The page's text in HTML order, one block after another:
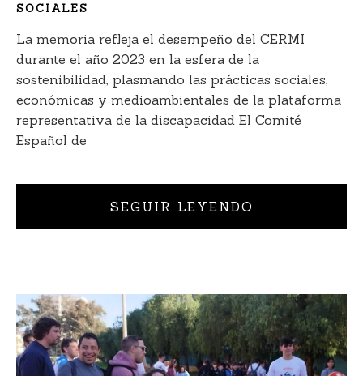
SOCIALES
La memoria refleja el desempeño del CERMI
durante el año 2023 en la esfera de la
sostenibilidad, plasmando las prácticas sociales,
económicas y medioambientales de la plataforma
representativa de la discapacidad El Comité
Español de
SEGUIR LEYENDO